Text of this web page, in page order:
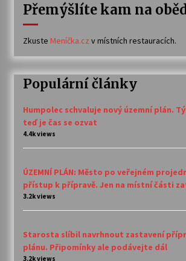
Přemýšlíte kam na
Zkuste Meníčka.cz v místních restauracích.
Populární články
Humpolec schvaluje nový územní plán.
teď je čas se ozvat
4.4k views
ÚZEMNÍ PLÁN: Město po veřejném
přístup k přípravě. Jen na místní části
3.2k views
Starosta slíbil navrhnout zastavení
plánu. Připomínky ale podávejte dál
3.2k views